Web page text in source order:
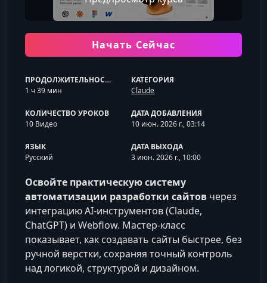
Начать Сейчас
ПРОДОЛЖИТЕЛЬНОСТЬ
1 ч 39 мин
КАТЕГОРИЯ
Claude
КОЛИЧЕСТВО УРОКОВ
10 Видео
ДАТА ДОБАВЛЕНИЯ
10 июн. 2026 г., 03:14
ЯЗЫК
Русский
ДАТА ВЫХОДА
3 июн. 2026 г., 10:00
Освойте практическую систему
автоматизации разработки сайтов через
интеграцию AI‑инструментов (Claude,
ChatGPT) и Webflow. Мастер‑класс
показывает, как создавать сайты быстрее, без
ручной верстки, сохраняя точный контроль
над логикой, структурой и дизайном.